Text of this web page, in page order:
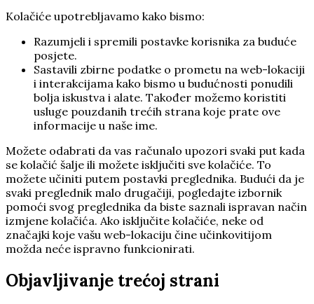
Kolačiće upotrebljavamo kako bismo:
Razumjeli i spremili postavke korisnika za buduće
posjete.
Sastavili zbirne podatke o prometu na web-lokaciji
i interakcijama kako bismo u budućnosti ponudili
bolja iskustva i alate. Također možemo koristiti
usluge pouzdanih trećih strana koje prate ove
informacije u naše ime.
Možete odabrati da vas računalo upozori svaki put kada
se kolačić šalje ili možete isključiti sve kolačiće. To
možete učiniti putem postavki preglednika. Budući da je
svaki preglednik malo drugačiji, pogledajte izbornik
pomoći svog preglednika da biste saznali ispravan način
izmjene kolačića. Ako isključite kolačiće, neke od
značajki koje vašu web-lokaciju čine učinkovitijom
možda neće ispravno funkcionirati.
Objavljivanje trećoj strani